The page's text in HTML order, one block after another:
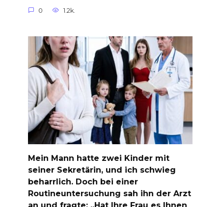
0 1.2k.
Mein Mann hatte zwei Kinder mit
seiner Sekretärin, und ich schwieg
beharrlich. Doch bei einer
Routineuntersuchung sah ihn der Arzt
an und fragte: „Hat Ihre Frau es Ihnen